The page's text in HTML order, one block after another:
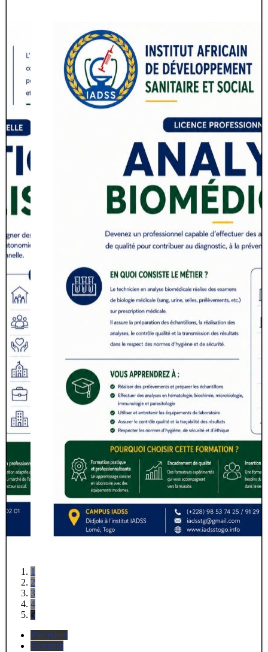
1
2
3
4
5
Précédent
Suivante